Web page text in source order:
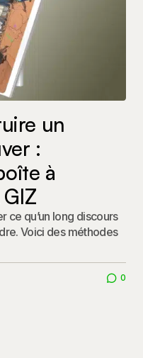
un
:
à
ce qu’un long discours
Voici des méthodes
0